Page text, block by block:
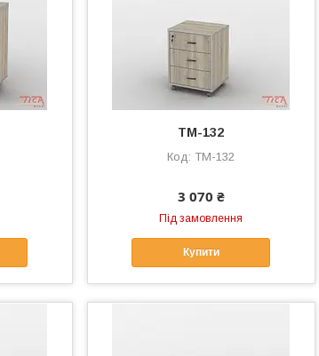
ТМ-132
ТМ-132
3 070 ₴
Під замовлення
Купити